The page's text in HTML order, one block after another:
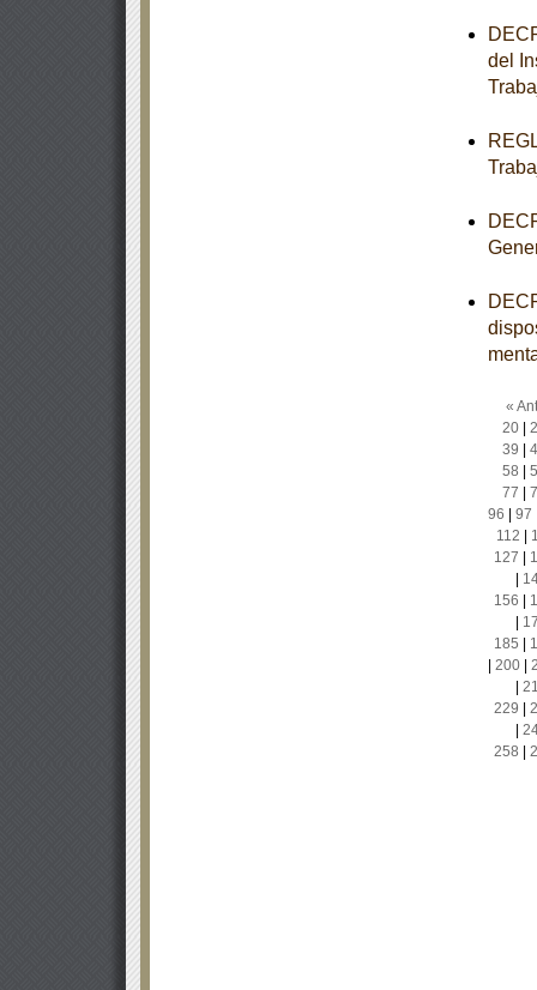
del
«
20|
39
58
77
96
97
112
127
156
185
200|
229
258